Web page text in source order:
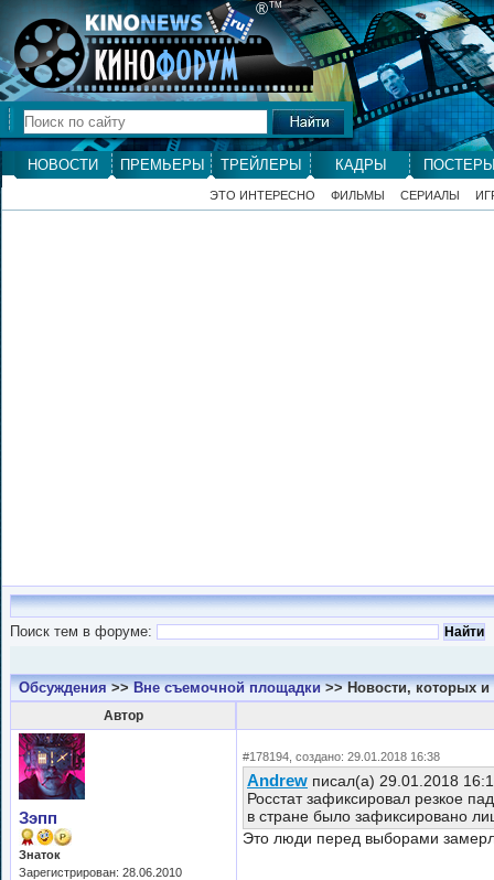
®ТМ
НОВОСТИ ПРЕМЬЕРЫ ТРЕЙЛЕРЫ КАДРЫ
ЭТО ИНТЕРЕСНО ФИЛЬМЫ СЕРИАЛЫ
Поиск тем в форуме:
Обсуждения>>Вне съемочной площадки>> Новости, которых и
Автор
Зэпп
Знаток
Зарегистрирован: 28.06.2010
#178194, создано: 29.01.2018 16:38
Andrew писал(а) 29.01.2018
Росстат зафиксировал резкое
в стране было зафиксировано
Это люди перед выборами